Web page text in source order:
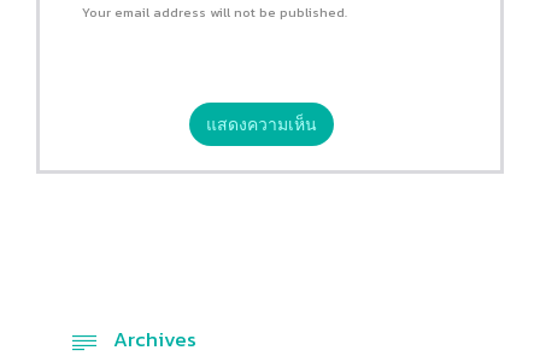
Your email address will not be published.
 Archives